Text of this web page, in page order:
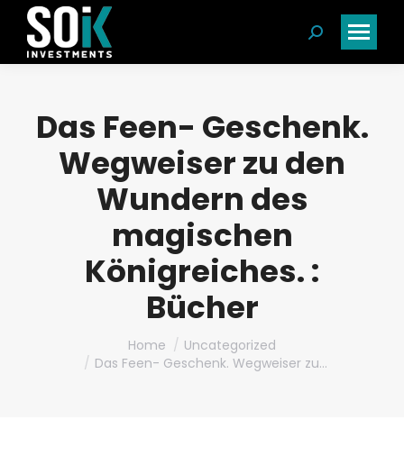
Search:
Das Feen- Geschenk.
Wegweiser zu den
Wundern des
magischen
Königreiches. :
Bücher
Home
Uncategorized
Das Feen- Geschenk. Wegweiser zu…